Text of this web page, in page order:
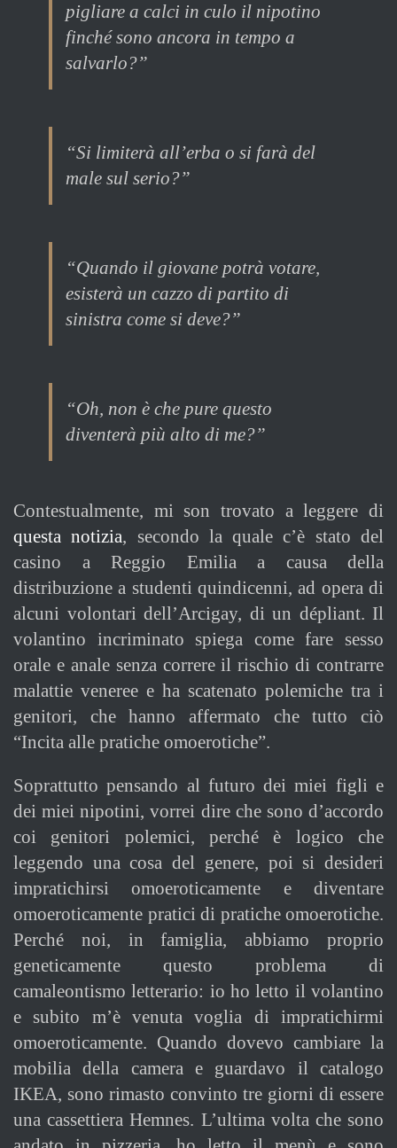
pigliare a calci in culo il nipotino
finché sono ancora in tempo a
salvarlo?”
“Si limiterà all’erba o si farà del
male sul serio?”
“Quando il giovane potrà votare,
esisterà un cazzo di partito di
sinistra come si deve?”
“Oh, non è che pure questo
diventerà più alto di me?”
Contestualmente, mi son trovato a leggere di
questa notizia, secondo la quale c’è stato del
casino a Reggio Emilia a causa della
distribuzione a studenti quindicenni, ad opera di
alcuni volontari dell’Arcigay, di un dépliant. Il
volantino incriminato spiega come fare sesso
orale e anale senza correre il rischio di contrarre
malattie veneree e ha scatenato polemiche tra i
genitori, che hanno affermato che tutto ciò
“Incita alle pratiche omoerotiche”.
Soprattutto pensando al futuro dei miei figli e
dei miei nipotini, vorrei dire che sono d’accordo
coi genitori polemici, perché è logico che
leggendo una cosa del genere, poi si desideri
impratichirsi omoeroticamente e diventare
omoeroticamente pratici di pratiche omoerotiche.
Perché noi, in famiglia, abbiamo proprio
geneticamente questo problema di
camaleontismo letterario: io ho letto il volantino
e subito m’è venuta voglia di impratichirmi
omoeroticamente. Quando dovevo cambiare la
mobilia della camera e guardavo il catalogo
IKEA, sono rimasto convinto tre giorni di essere
una cassettiera Hemnes. L’ultima volta che sono